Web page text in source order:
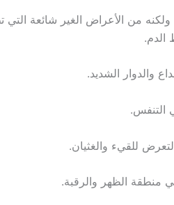
من الأعراض الغير شائعة
الدم.